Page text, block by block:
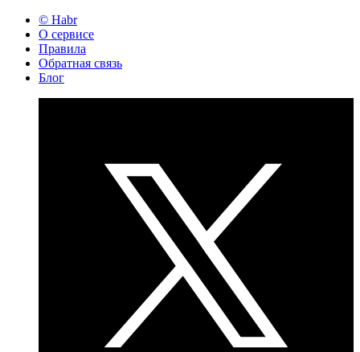
© Habr
О сервисе
Правила
Обратная связь
Блог